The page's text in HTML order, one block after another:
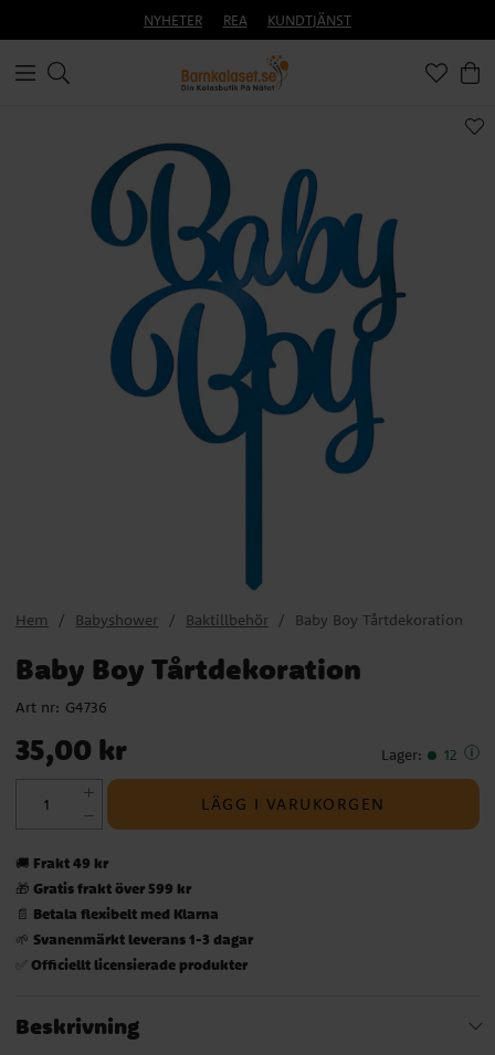
NYHETER REA KUNDTJÄNST
Hem Babyshower Baktillbehör Baby Boy Tårtdekoration
Baby Boy Tårtdekoration
Art nr: G4736
Pris
35,00 kr
35,00 kr Lager: 12
LÄGG I VARUKORGEN
🚚 Frakt 49 kr
🎁 Gratis frakt över 599 kr
📄 Betala flexibelt med Klarna
🌱 Svanenmärkt leverans 1-3 dagar
✅ Officiellt licensierade produkter
Beskrivning